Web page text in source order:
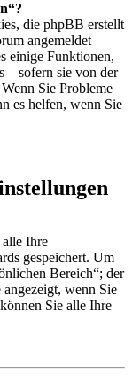
die phpBB erstellt
angemeldet
einige Funktionen,
– sofern sie von der
Sie Probleme
es helfen, wenn Sie
alle Ihre
gespeichert. Um
Bereich“; der
wenn Sie
Sie alle Ihre